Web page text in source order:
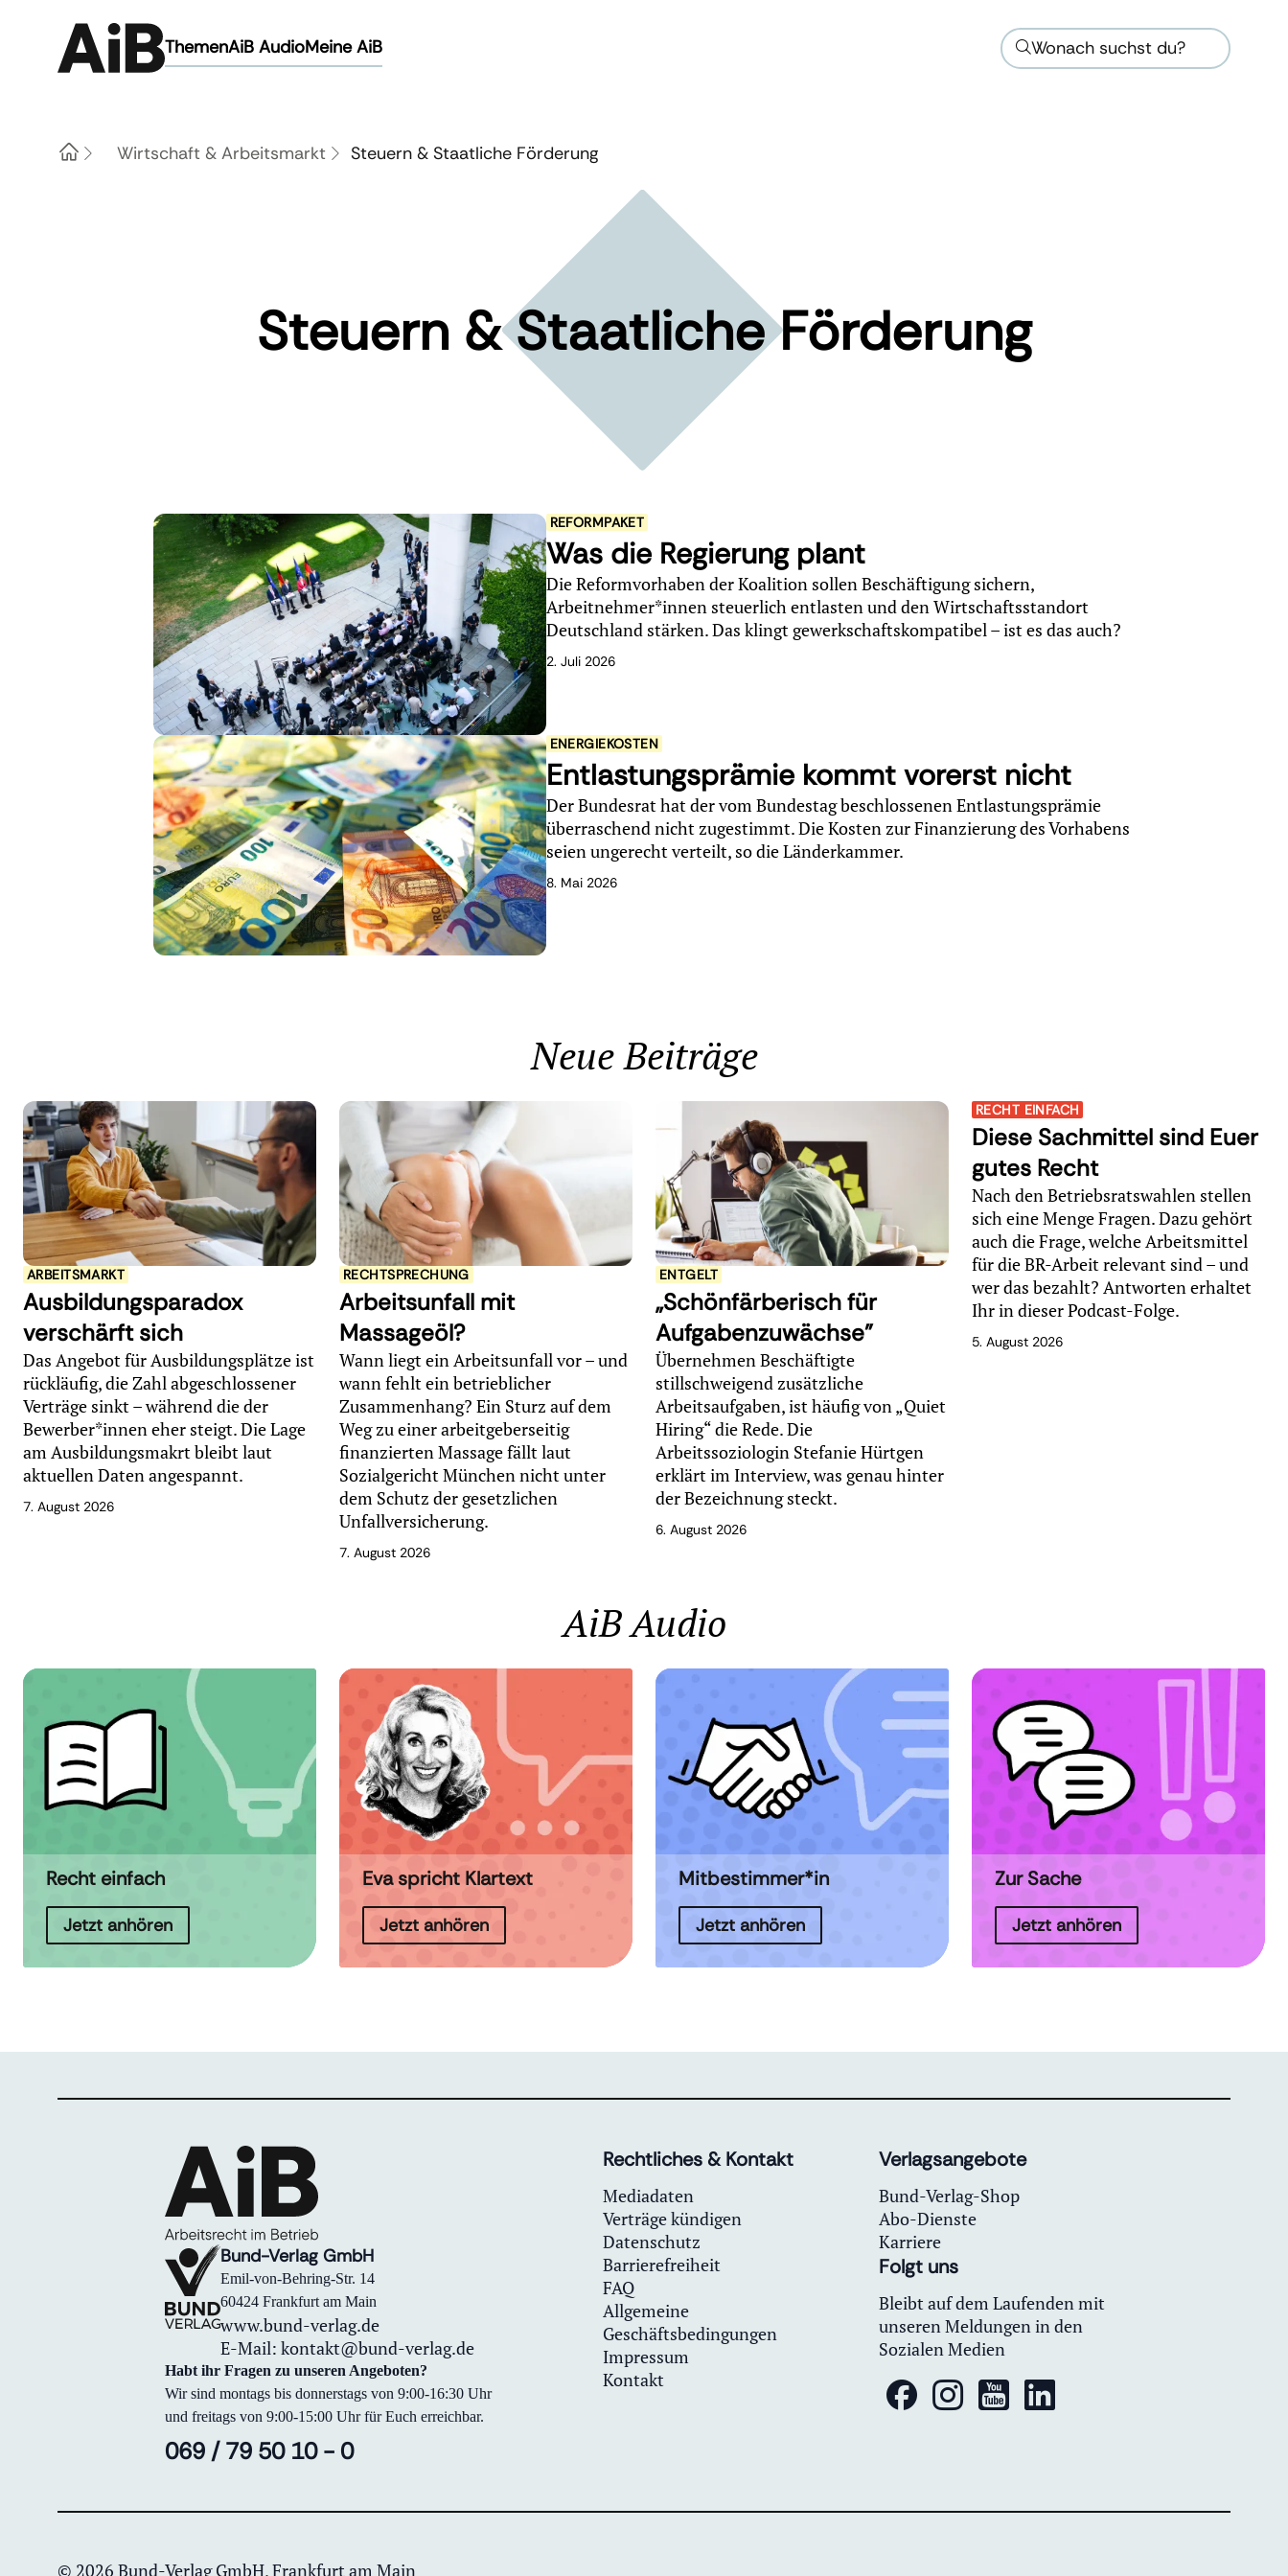
ThemenAiB AudioMeine AiB Wonach suchst du?
Home Wirtschaft & Arbeitsmarkt Steuern & Staatliche Förderung
Steuern & Staatliche Förderung
REFORMPAKET
Was die Regierung plant
Die Reformvorhaben der Koalition sollen Beschäftigung sichern,
Arbeitnehmer*innen steuerlich entlasten und den Wirtschaftsstandort
Deutschland stärken. Das klingt gewerkschaftskompatibel – ist es das auch?
2. Juli 2026
ENERGIEKOSTEN
Entlastungsprämie kommt vorerst nicht
Der Bundesrat hat der vom Bundestag beschlossenen Entlastungsprämie
überraschend nicht zugestimmt. Die Kosten zur Finanzierung des Vorhabens
seien ungerecht verteilt, so die Länderkammer.
8. Mai 2026
Neue Beiträge
ARBEITSMARKT
Ausbildungsparadox
verschärft sich
Das Angebot für Ausbildungsplätze ist
rückläufig, die Zahl abgeschlossener
Verträge sinkt – während die der
Bewerber*innen eher steigt. Die Lage
am Ausbildungsmakrt bleibt laut
aktuellen Daten angespannt.
7. August 2026
RECHTSPRECHUNG
Arbeitsunfall mit
Massageöl?
Wann liegt ein Arbeitsunfall vor – und
wann fehlt ein betrieblicher
Zusammenhang? Ein Sturz auf dem
Weg zu einer arbeitgeberseitig
finanzierten Massage fällt laut
Sozialgericht München nicht unter
dem Schutz der gesetzlichen
Unfallversicherung.
7. August 2026
ENTGELT
„Schönfärberisch für
Aufgabenzuwächse"
Übernehmen Beschäftigte
stillschweigend zusätzliche
Arbeitsaufgaben, ist häufig von „Quiet
Hiring“ die Rede. Die
Arbeitssoziologin Stefanie Hürtgen
erklärt im Interview, was genau hinter
der Bezeichnung steckt.
6. August 2026
RECHT EINFACH
Diese Sachmittel sind Euer
gutes Recht
Nach den Betriebsratswahlen stellen
sich eine Menge Fragen. Dazu gehört
auch die Frage, welche Arbeitsmittel
für die BR-Arbeit relevant sind – und
wer das bezahlt? Antworten erhaltet
Ihr in dieser Podcast-Folge.
5. August 2026
AiB Audio
Recht einfach
Jetzt anhören
Eva spricht Klartext
Jetzt anhören
Mitbestimmer*in
Jetzt anhören
Zur Sache
Jetzt anhören
Bund-Verlag GmbH
Emil-von-Behring-Str. 14
60424 Frankfurt am Main
www.bund-verlag.de
E-Mail: kontakt@bund-verlag.de
Habt ihr Fragen zu unseren Angeboten?
Wir sind montags bis donnerstags von 9:00-16:30 Uhr
und freitags von 9:00-15:00 Uhr für Euch erreichbar.
069 / 79 50 10 - 0
Rechtliches & Kontakt
Mediadaten
Verträge kündigen
Datenschutz
Barrierefreiheit
FAQ
Allgemeine
Geschäftsbedingungen
Impressum
Kontakt
Verlagsangebote
Bund-Verlag-Shop
Abo-Dienste
Karriere
Folgt uns
Bleibt auf dem Laufenden mit
unseren Meldungen in den
Sozialen Medien
© 2026 Bund-Verlag GmbH, Frankfurt am Main